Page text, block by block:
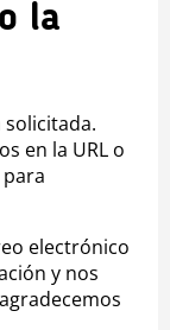
la
en la URL o
electrónico
y nos